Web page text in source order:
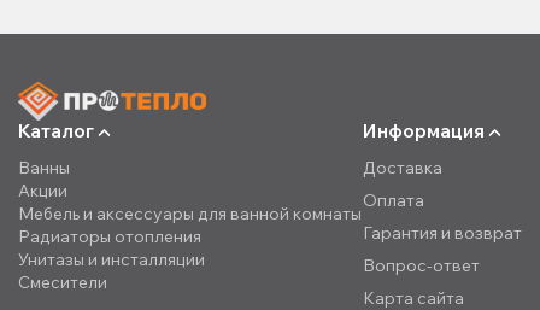
Каталог
Ванны
Акции
Мебель и аксессуары для ванной комнаты
Радиаторы отопления
Унитазы и инсталляции
Смесители
Информация
Доставка
Оплата
Гарантия и возврат
Вопрос-ответ
Карта сайта